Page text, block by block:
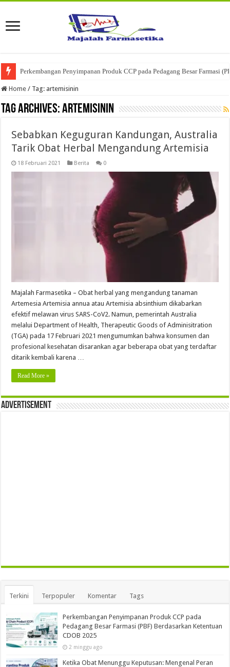
Perkembangan Penyimpanan Produk CCP pada Pedagang Besar Farmasi
Home / Tag: artemisinin
Tag Archives:artemisinin
Sebabkan Keguguran Kandungan, Australia
Tarik Obat Herbal Mengandung Artemisia
18 Februari 2021 Berita 0
Majalah Farmasetika – Obat herbal yang mengandung tanaman
Artemesia Artemisia annua atau Artemisia absinthium dikabarkan
efektif melawan virus SARS-CoV2. Namun, pemerintah Australia
melalui Department of Health, Therapeutic Goods of Adminisitration
(TGA) pada 17 Februari 2021 mengumumkan bahwa konsumen dan
profesional kesehatan disarankan agar beberapa obat yang terdaftar
ditarik kembali karena …
Read More »
Advertisement
Terkini Terpopuler Komentar Tags
Perkembangan Penyimpanan Produk CCP pada
Pedagang Besar Farmasi (PBF) Berdasarkan Ketentuan
CDOB 2025
2 minggu ago
Ketika Obat Menunggu Keputusan: Mengenal Peran